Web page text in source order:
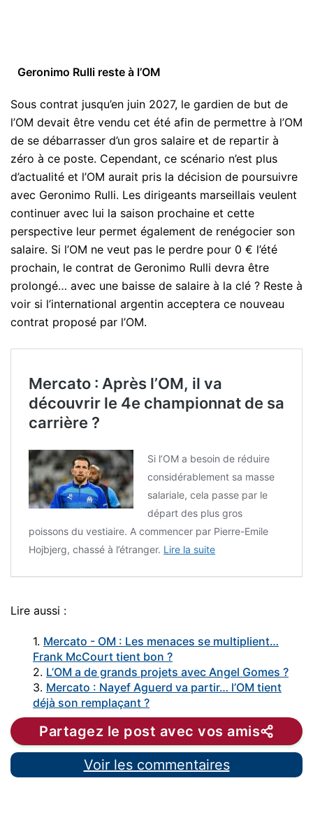
Geronimo Rulli reste à l’OM
Sous contrat jusqu’en juin 2027, le gardien de but de
l’OM devait être vendu cet été afin de permettre à l’OM
de se débarrasser d’un gros salaire et de repartir à
zéro à ce poste. Cependant, ce scénario n’est plus
d’actualité et l’OM aurait pris la décision de poursuivre
avec Geronimo Rulli. Les dirigeants marseillais veulent
continuer avec lui la saison prochaine et cette
perspective leur permet également de renégocier son
salaire. Si l’OM ne veut pas le perdre pour 0 € l’été
prochain, le contrat de Geronimo Rulli devra être
prolongé… avec une baisse de salaire à la clé ? Reste à
voir si l’international argentin acceptera ce nouveau
contrat proposé par l’OM.
Mercato : Après l’OM, il va
découvrir le 4e championnat de sa
carrière ?
Si l’OM a besoin de réduire
considérablement sa masse
salariale, cela passe par le
départ des plus gros
poissons du vestiaire. A commencer par Pierre-Emile
Hojbjerg, chassé à l’étranger. Lire la suite
Lire aussi :
1. Mercato - OM : Les menaces se multiplient…
Frank McCourt tient bon ?
2. L’OM a de grands projets avec Angel Gomes ?
3. Mercato : Nayef Aguerd va partir… l’OM tient
déjà son remplaçant ?
Partagez le post avec vos amis
Voir les commentaires